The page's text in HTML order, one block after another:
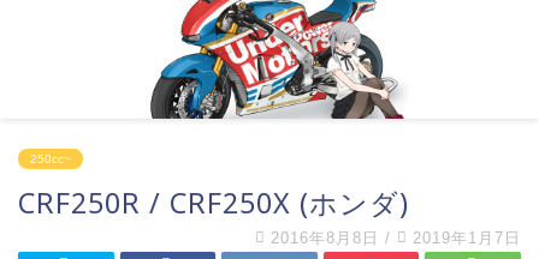
250cc~
CRF250R / CRF250X (ホンダ)
2016年8月8日 / 2019年1月7日